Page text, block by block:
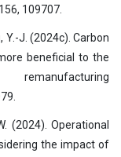
109707.
Y.-J. (2024c). Carbon
beneficial to the
remanufacturing
(2024). Operational
the impact of